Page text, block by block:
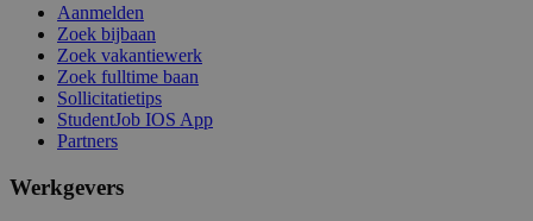
Aanmelden
Zoek bijbaan
Zoek vakantiewerk
Zoek fulltime baan
Sollicitatietips
StudentJob IOS App
Partners
Werkgevers